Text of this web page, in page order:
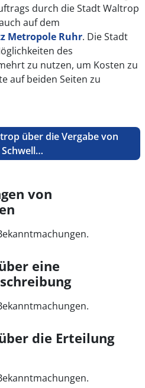
durch die Stadt Waltrop
auf dem
Metropole Ruhr. Die Stadt
des
zu nutzen, um Kosten zu
auf beiden Seiten zu
über die Vergabe von
von
eine
die Erteilung